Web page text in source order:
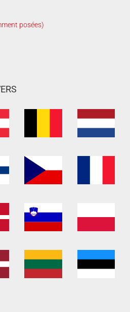
posées)